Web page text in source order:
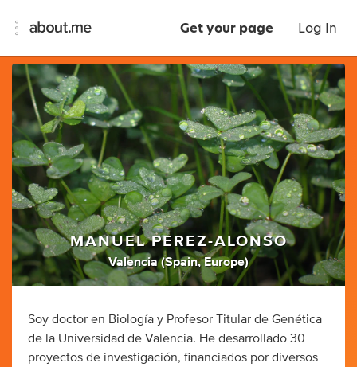
Get your page Log In
MANUEL PEREZ-ALONSO
Valencia (Spain, Europe)
Soy doctor en Biología y Profesor Titular de Genética
de la Universidad de Valencia. He desarrollado 30
proyectos de investigación, financiados por diversos